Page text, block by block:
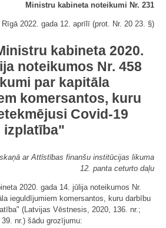
Ministru kabineta noteikumi Nr. 231
Rīgā 2022. gada 12. aprīlī (prot. Nr. 20 23. §)
kabineta 2020.
noteikumos Nr. 458
par kapitāla
komersantos, kuru
Covid-19
izplatība"
ar Attīstības finanšu institūcijas likuma
12. panta ceturto daļu
2020. gada 14. jūlija noteikumos Nr.
ieguldījumiem komersantos, kuru darbību
(Latvijas Vēstnesis, 2020, 136. nr.;
nr.) šādu grozījumu: